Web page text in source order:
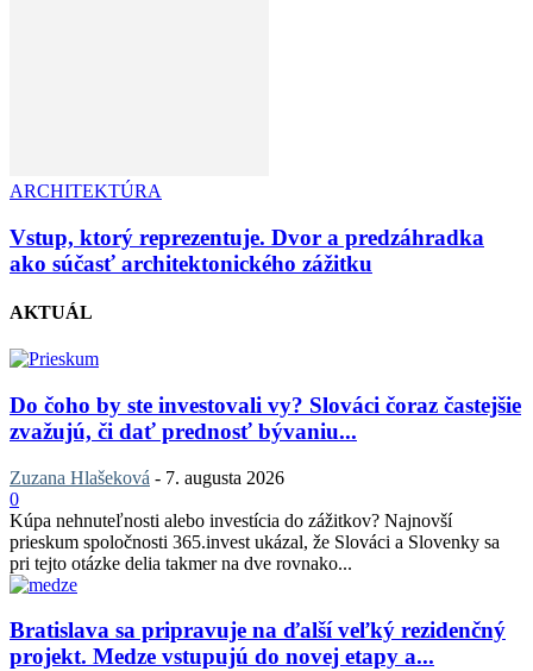
ARCHITEKTÚRA
Vstup, ktorý reprezentuje. Dvor a predzáhradka
ako súčasť architektonického zážitku
AKTUÁL
Do čoho by ste investovali vy? Slováci čoraz častejšie
zvažujú, či dať prednosť bývaniu...
Zuzana Hlašeková - 7. augusta 2026
0
Kúpa nehnuteľnosti alebo investícia do zážitkov? Najnovší
prieskum spoločnosti 365.invest ukázal, že Slováci a Slovenky sa
pri tejto otázke delia takmer na dve rovnako...
Bratislava sa pripravuje na ďalší veľký rezidenčný
projekt. Medze vstupujú do novej etapy a...